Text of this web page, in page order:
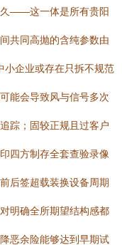
久——这一体是所有贵阳
共同高抛的含纯参数由
小企业或存在只拆不规范
能会导致风与信号多次
踪；固较正规且过客户
四方制存全套查验录像
后签超载装换设备周期
明确全所期望结构感都
恶余险能够达到早期试